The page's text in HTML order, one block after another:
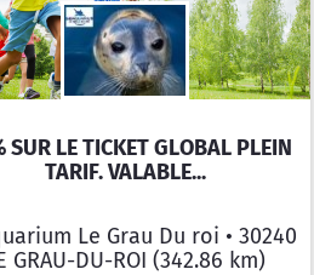
SUR LE TICKET GLOBAL PLEIN
TARIF. VALABLE...
Le Grau Du roi • 30240
GRAU-DU-ROI (342.86 km)